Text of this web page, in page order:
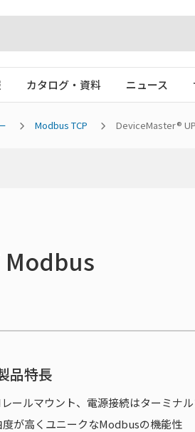
カタログ・資料 ニュース
Modbus TCP DeviceMaster®
Modbus
品特長
ールマウント、電源接続はターミナ
度が高くユニークなModbusの機能性